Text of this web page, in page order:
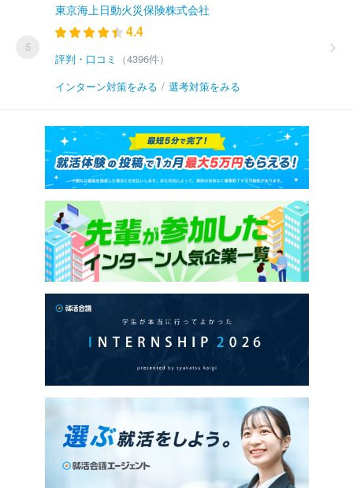
5
東京海上日動火災保険株式会社
4.4
評判・口コミ
（4396件）
インターン対策をみる / 選考対策をみる